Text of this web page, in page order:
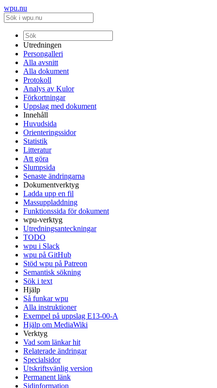
wpu.nu
Utredningen
Persongalleri
Alla avsnitt
Alla dokument
Protokoll
Analys av Kulor
Förkortningar
Uppslag med dokument
Innehåll
Huvudsida
Orienteringssidor
Statistik
Litteratur
Att göra
Slumpsida
Senaste ändringarna
Dokumentverktyg
Ladda upp en fil
Massuppladdning
Funktionssida för dokument
wpu-verktyg
Utredningsanteckningar
TODO
wpu i Slack
wpu på GitHub
Stöd wpu på Patreon
Semantisk sökning
Sök i text
Hjälp
Så funkar wpu
Alla instruktioner
Exempel på uppslag E13-00-A
Hjälp om MediaWiki
Verktyg
Vad som länkar hit
Relaterade ändringar
Specialsidor
Utskriftsvänlig version
Permanent länk
Sidinformation